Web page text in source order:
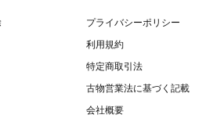
プライバシーポリシー
利用規約
特定商取引法
古物営業法に基づく記載
会社概要